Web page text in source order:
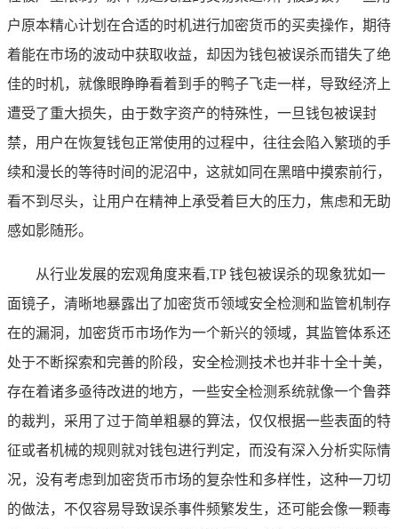
户原本精心计划在合适的时机进行加密货币的买卖操作，期待
着能在市场的波动中获取收益，却因为钱包被误杀而错失了绝
佳的时机，就像眼睁睁看着到手的鸭子飞走一样，导致经济上
遭受了重大损失，由于数字资产的特殊性，一旦钱包被误封
禁，用户在恢复钱包正常使用的过程中，往往会陷入繁琐的手
续和漫长的等待时间的泥沼中，这就如同在黑暗中摸索前行，
看不到尽头，让用户在精神上承受着巨大的压力，焦虑和无助
感如影随形。
从行业发展的宏观角度来看,TP 钱包被误杀的现象犹如一
面镜子，清晰地暴露出了加密货币领域安全检测和监管机制存
在的漏洞，加密货币市场作为一个新兴的领域，其监管体系还
处于不断探索和完善的阶段，安全检测技术也并非十全十美，
存在着诸多亟待改进的地方，一些安全检测系统就像一个鲁莽
的裁判，采用了过于简单粗暴的算法，仅仅根据一些表面的特
征或者机械的规则就对钱包进行判定，而没有深入分析实际情
况，没有考虑到加密货币市场的复杂性和多样性，这种一刀切
的做法，不仅容易导致误杀事件频繁发生，还可能会像一颗毒